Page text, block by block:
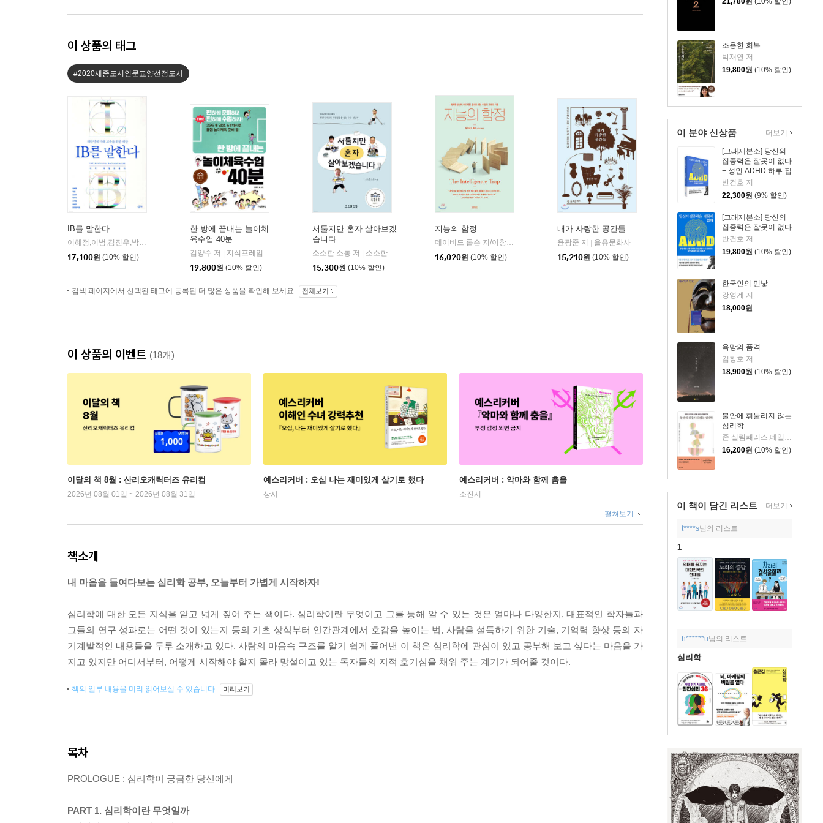
조용한 회복
박재연 저
19,800원 (10% 할인)
이 분야 신상품
[그래제본소] 당신의
집중력은 잘못이 없다
+ 성인 ADHD 하루 집
중 리마인더 킷
반건호 저
22,300원 (9% 할인)
[그래제본소] 당신의
집중력은 잘못이 없다
반건호 저
19,800원 (10% 할인)
한국인의 민낯
강영계 저
18,000원
욕망의 품격
김창호 저
18,900원 (10% 할인)
불안에 휘둘리지 않는
심리학
존 실림패리스,데일리 디애나 슈워츠 저/이연규 역
16,200원 (10% 할인)
더보기
이 책이 담긴 리스트 더보기
t****s님의 리스트
1
h******u님의 리스트
심리학
이 상품의 태그
#2020세종도서인문교양선정도서
IB를 말한다
이혜정,이범,김진우,박하식,송재범,하화주,홍영일 공저
17,100원 (10% 할인)
한 방에 끝내는 놀이체
육수업 40분
김양수 저
지식프레임
19,800원 (10% 할인)
서툴지만 혼자 살아보겠
습니다
소소한 소통 저
소소한소통
15,300원 (10% 할인)
지능의 함정
데이비드 롭슨 저/이창신 역
16,020원 (10% 할인)
내가 사랑한 공간들
윤광준 저
을유문화사
15,210원 (10% 할인)
검색 페이지에서 선택된 태그에 등록된 더 많은 상품을 확인해 보세요. 전체보기
이 상품의 이벤트 (18개)
이달의 책 8월 : 산리오캐릭터즈 유리컵
2026년 08월 01일 ~ 2026년 08월 31일
예스리커버 : 오십 나는 재미있게 살기로 했다
상시
예스리커버 : 악마와 함께 춤을
소진시
펼쳐보기
책소개
내 마음을 들여다보는 심리학 공부, 오늘부터 가볍게 시작하자!
심리학에 대한 모든 지식을 얕고 넓게 짚어 주는 책이다. 심리학이란 무엇이고 그를 통해 알 수 있는 것은 얼마나 다양한지, 대표적인 학자들과
그들의 연구 성과로는 어떤 것이 있는지 등의 기초 상식부터 인간관계에서 호감을 높이는 법, 사람을 설득하기 위한 기술, 기억력 향상 등의 자
기계발적인 내용들을 두루 소개하고 있다. 사람의 마음속 구조를 알기 쉽게 풀어낸 이 책은 심리학에 관심이 있고 공부해 보고 싶다는 마음을 가
지고 있지만 어디서부터, 어떻게 시작해야 할지 몰라 망설이고 있는 독자들의 지적 호기심을 채워 주는 계기가 되어줄 것이다.
책의 일부 내용을 미리 읽어보실 수 있습니다. 미리보기
목차
PROLOGUE : 심리학이 궁금한 당신에게
PART 1. 심리학이란 무엇일까